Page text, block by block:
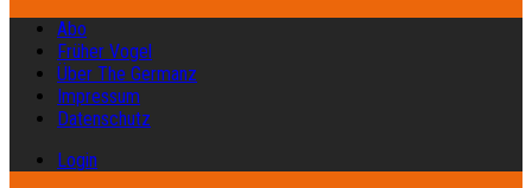
Abo
Früher Vogel
Über The Germanz
Impressum
Datenschutz
Login